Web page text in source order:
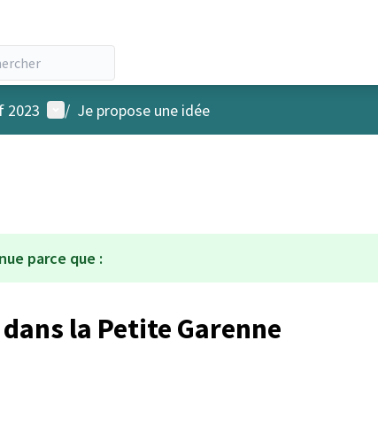
2023 Menu utilisateur
/ Je propose une idée
parce que :
la Petite Garenne